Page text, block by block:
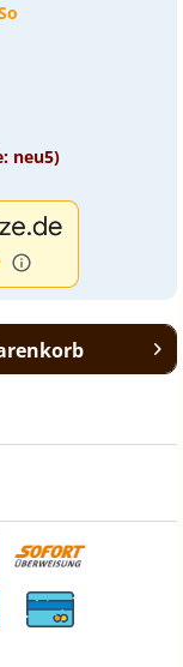
neu5)